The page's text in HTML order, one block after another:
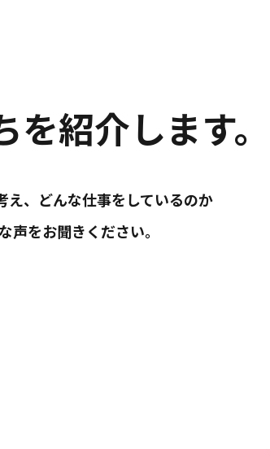
紹介します。
え、どんな仕事をしているのか
声をお聞きください。